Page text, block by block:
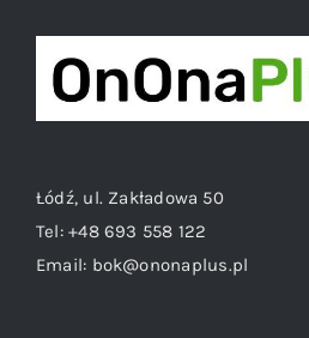
Łódź, ul. Zakładowa 50
Tel:+48 693 558 122
Email: bok@ononaplus.pl